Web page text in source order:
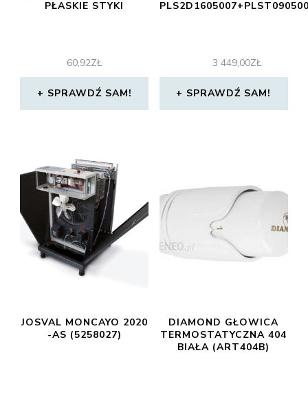
PŁASKIE STYKI
60,92ZŁ
SPRAWDŹ SAM!
3 449,00ZŁ
SPRAWDŹ SAM!
JOSVAL MONCAYO 2020
-AS (5258027)
DIAMOND GŁOWICA
TERMOSTATYCZNA 404
BIAŁA (ART404B)